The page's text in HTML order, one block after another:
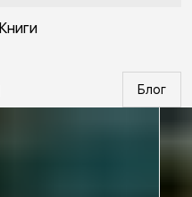
Книги
Блог